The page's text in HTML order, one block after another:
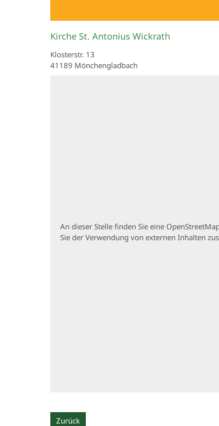
Kirche St. Antonius Wickrath
Klosterstr. 13
41189 Mönchengladbach
An dieser Stelle finden Sie eine
Sie der Verwendung von externen Inhalten
Zurück